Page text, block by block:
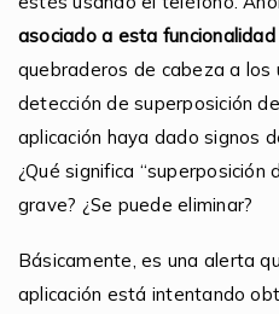
asociado a esta funcionalidad
quebraderos de cabeza a los
detección de superposición
aplicación haya dado signos
¿Qué significa
grave? ¿Se puede eliminar?
Básicamente, es una alerta
aplicación está intentando